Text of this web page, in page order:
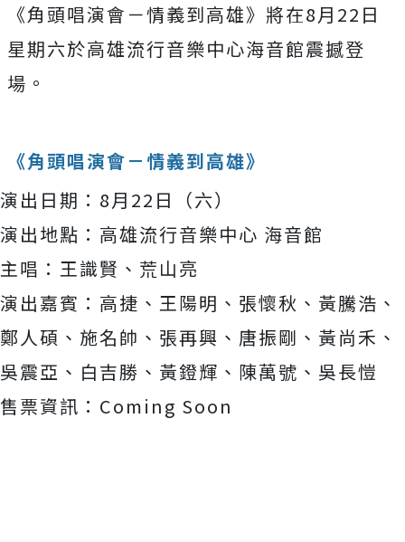
《角頭唱演會－情義到高雄》 將在8月22日
星期六於高雄流行音樂中心海音館震撼登
場。
《角頭唱演會－情義到高雄》
演出日期：8月22日（六）
演出地點：高雄流行音樂中心 海音館
主唱：王識賢、荒山亮
演出嘉賓：高捷、王陽明、張懷秋、黃騰浩、
鄭人碩、施名帥、 張再興、唐振剛、黃尚禾、
吳震亞、白吉勝、黃鐙輝、陳萬號、 吳長愷
售票資訊：Coming Soon